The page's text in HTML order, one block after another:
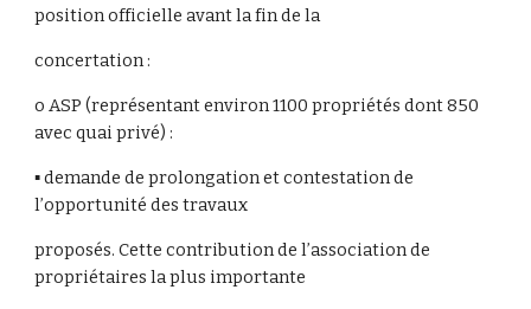
position officielle avant la fin de la
concertation :
o ASP (représentant environ 1100 propriétés dont 850
avec quai privé) :
▪ demande de prolongation et contestation de
l’opportunité des travaux
proposés. Cette contribution de l’association de
propriétaires la plus importante